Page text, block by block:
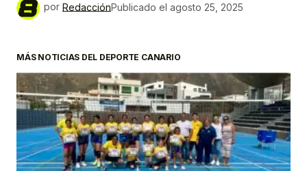
por RedacciónPublicado el agosto 25, 2025
MÁS NOTICIAS DEL DEPORTE CANARIO